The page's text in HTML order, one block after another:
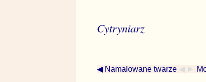
Cytryniarz
◀ Namalowane twarze ◀ ►